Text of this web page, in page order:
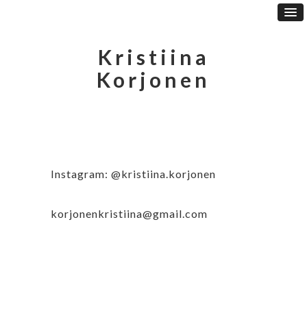
Kristiina
Korjonen
Instagram: @kristiina.korjonen
korjonenkristiina@gmail.com